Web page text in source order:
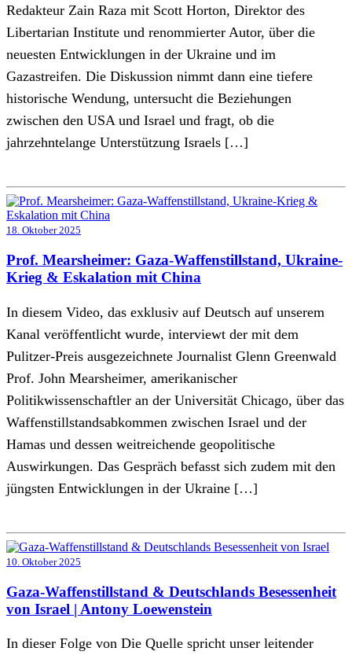
Redakteur Zain Raza mit Scott Horton, Direktor des
Libertarian Institute und renommierter Autor, über die
neuesten Entwicklungen in der Ukraine und im
Gazastreifen. Die Diskussion nimmt dann eine tiefere
historische Wendung, untersucht die Beziehungen
zwischen den USA und Israel und fragt, ob die
jahrzehntelange Unterstützung Israels […]
18. Oktober 2025
Prof. Mearsheimer: Gaza-Waffenstillstand, Ukraine-
Krieg & Eskalation mit China
In diesem Video, das exklusiv auf Deutsch auf unserem
Kanal veröffentlicht wurde, interviewt der mit dem
Pulitzer-Preis ausgezeichnete Journalist Glenn Greenwald
Prof. John Mearsheimer, amerikanischer
Politikwissenschaftler an der Universität Chicago, über das
Waffenstillstandsabkommen zwischen Israel und der
Hamas und dessen weitreichende geopolitische
Auswirkungen. Das Gespräch befasst sich zudem mit den
jüngsten Entwicklungen in der Ukraine […]
10. Oktober 2025
Gaza-Waffenstillstand & Deutschlands Besessenheit
von Israel | Antony Loewenstein
In dieser Folge von Die Quelle spricht unser leitender